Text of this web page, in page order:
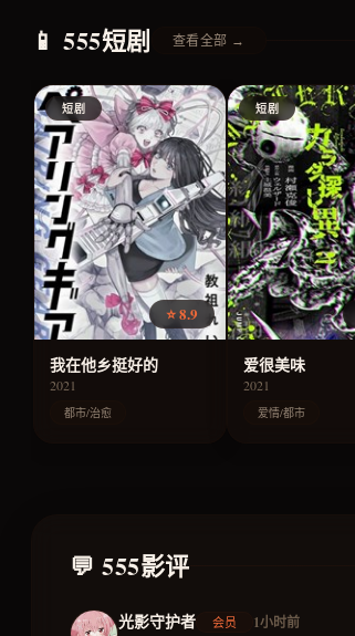
📱 555短剧 查看全部 →
短剧
⭐ 8.9
我在他乡挺好的
2021
都市/治愈
短剧
爱很美味
2021
爱情/都市
💬 555影评
光影守护者 会员 1小时前